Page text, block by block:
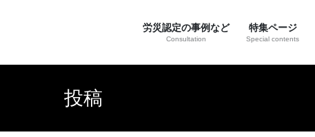
労災認定の事例など
Consultation
特集ページ
Special contents
投稿